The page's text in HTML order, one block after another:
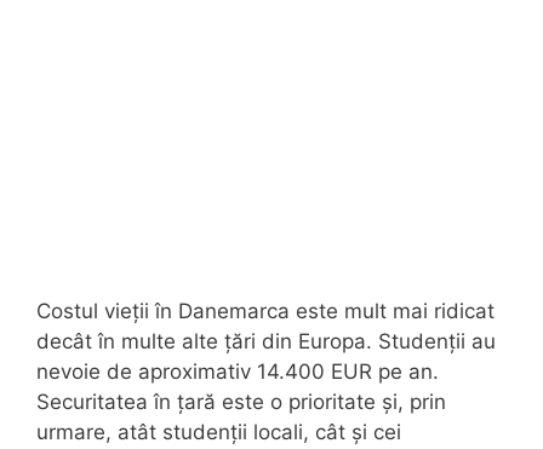
Costul vieții în Danemarca este mult mai ridicat
decât în multe alte țări din Europa. Studenții au
nevoie de aproximativ 14.400 EUR pe an.
Securitatea în țară este o prioritate și, prin
urmare, atât studenții locali, cât și cei